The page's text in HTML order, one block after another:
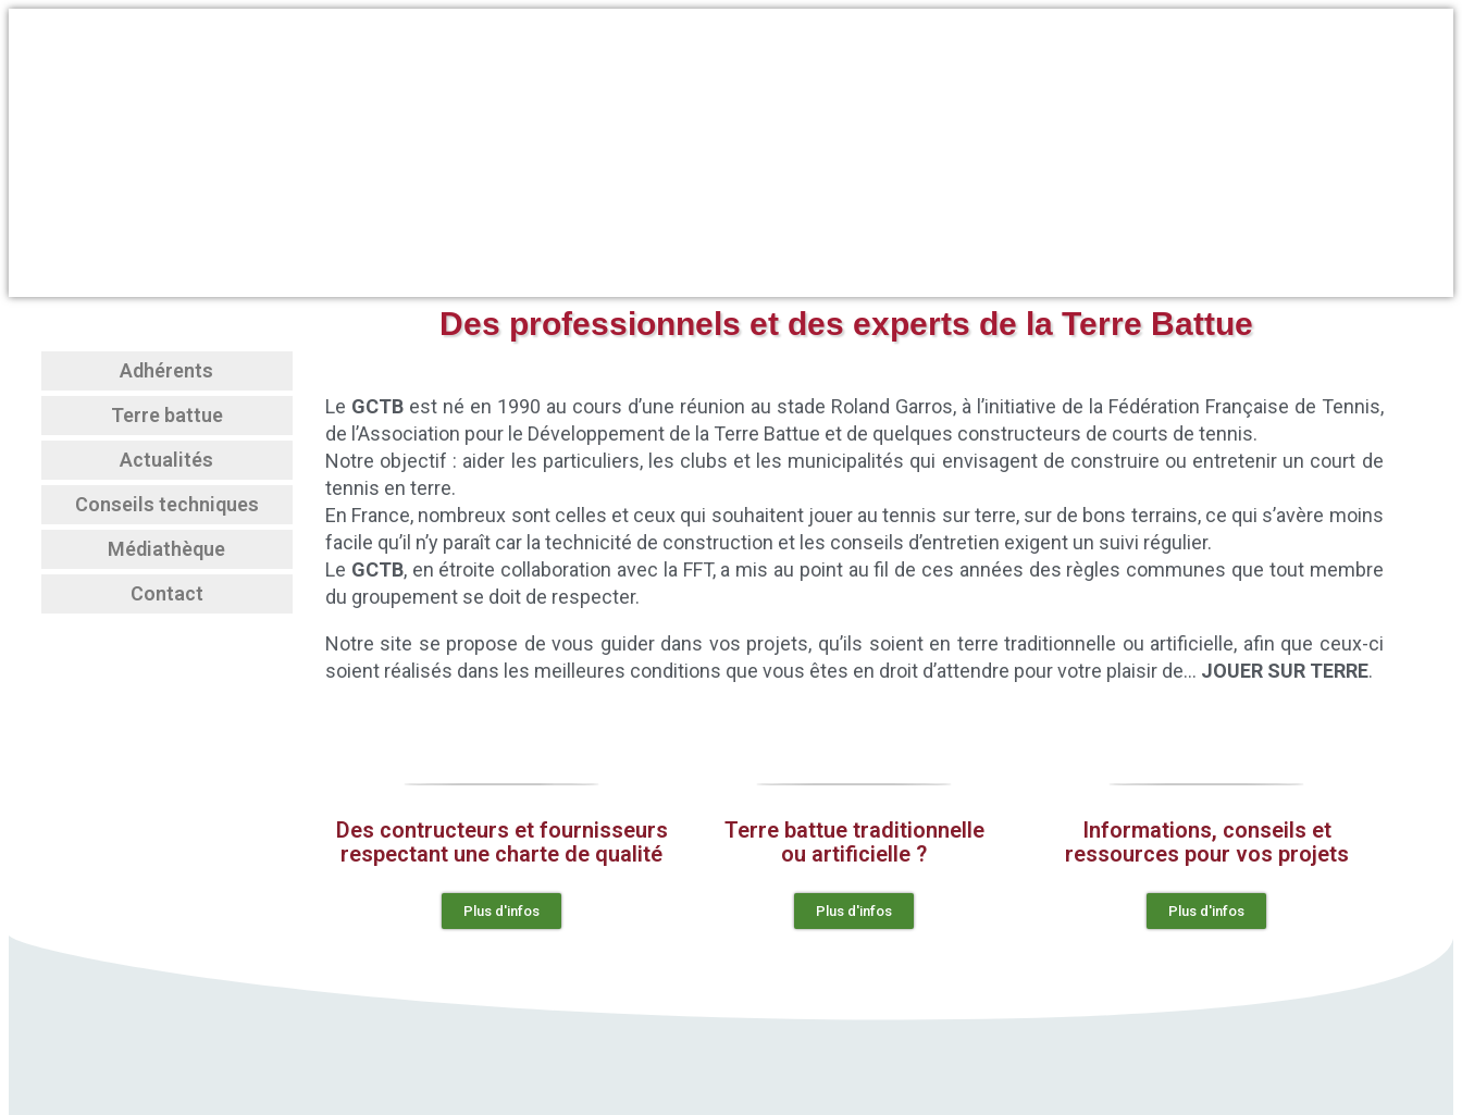
Des professionnels et des experts de la Terre Battue
Adhérents
Terre battue
Actualités
Conseils techniques
Médiathèque
Contact
Le GCTBest né en 1990 au cours d’une réunion au stade Roland Garros, à l’initiative de la Fédération Française de Tennis,
de l’Association pour le Développement de la Terre Battue et de quelques constructeurs de courts de tennis.
Notre objectif : aider les particuliers, les clubs et les municipalités qui envisagent de construire ou entretenir un court de
tennis en terre.
En France, nombreux sont celles et ceux qui souhaitent jouer au tennis sur terre, sur de bons terrains, ce qui s’avère moins
facile qu’il n’y paraît car la technicité de construction et les conseils d’entretien exigent un suivi régulier.
Le GCTB, en étroite collaboration avec la FFT, a mis au point au fil de ces années des règles communes que tout membre
du groupement se doit de respecter.
Notre site se propose de vous guider dans vos projets, qu’ils soient en terre traditionnelle ou artificielle, afin que ceux-ci
soient réalisés dans les meilleures conditions que vous êtes en droit d’attendre pour votre plaisir de… JOUER SUR TERRE.
Des contructeurs et fournisseurs
respectant une charte de qualité
Plus d'infos
Terre battue traditionnelle
ou artificielle ?
Plus d'infos
Informations, conseils et
ressources pour vos projets
Plus d'infos